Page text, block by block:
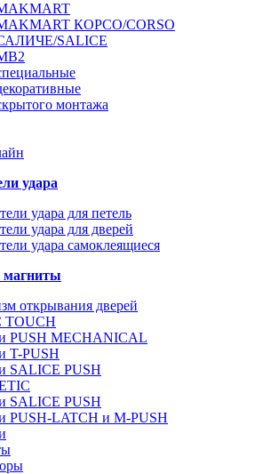
КОРСО/CORSO
SALICE
монтажа
удара
удара для петель
удара для дверей
удара самоклеящиеся
магниты
открывания дверей
TOUCH
PUSH MECHANICAL
T-PUSH
SALICE PUSH
SALICE PUSH
PUSH-LATCH и M-PUSH